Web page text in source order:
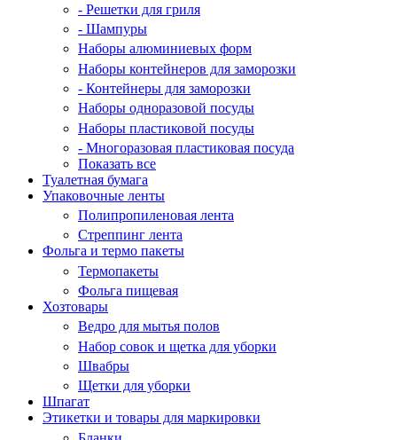
- Решетки для гриля
- Шампуры
Наборы алюминиевых форм
Наборы контейнеров для заморозки
- Контейнеры для заморозки
Наборы одноразовой посуды
Наборы пластиковой посуды
- Многоразовая пластиковая посуда
Показать все
Туалетная бумага
Упаковочные ленты
Полипропиленовая лента
Стреппинг лента
Фольга и термо пакеты
Термопакеты
Фольга пищевая
Хозтовары
Ведро для мытья полов
Набор совок и щетка для уборки
Швабры
Щетки для уборки
Шпагат
Этикетки и товары для маркировки